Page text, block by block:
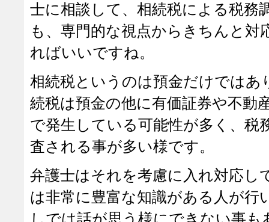
士に相談して、相続税による税務
も、専門的な視点からきちんと対
ればいいですね。
相続税というのは預金だけではあ
続税は預金の他に有価証券や不動
で発生している可能性が多く、税
査される事が多い様です。
弁護士はそれを考慮に入れ対応し
は非常に豊富な知識がある人が行
しでは話が思う様にできない事